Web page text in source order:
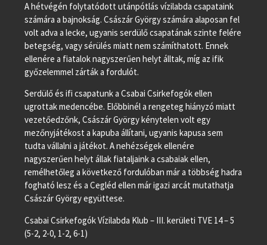
A hétvégén folytatódott utánpótlás vízilabda csapataink
számára a bajnokság. Császár György számára alaposan fel
volt adva a lecke, ugyanis serdülő csapatának szinte felére
betegség, vagy sérülés miatt nem számíthatott. Ennek
ellenére a fiatalok nagyszerűen helyt álltak, míg az ifik
győzelemmel zárták a fordulót.
Serdülő és ifi csapatunk a Csabai Csirkefogók ellen
ugrottak medencébe. Előbbinél a rengeteg hiányzó miatt
vezetőedzőnk, Császár György kénytelen volt egy
mezőnyjátékost a kapuba állítani, ugyanis kapusa sem
tudta vállalni a játékot. A nehézségek ellenére
nagyszerűen helyt állak fiataljaink a csabaiak ellen,
remélhetőleg a következő fordulóban már a többség hadra
fogható lesz és a Cegléd ellen már igazi arcát mutathatja
Császár György együttese.
Csabai Csirkefogók Vízilabda Klub – III. kerületi TVE 14 – 5
(5-2, 2-0, 1-2, 6-1)